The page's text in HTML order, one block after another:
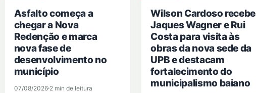
Asfalto começa a
chegar a Nova
Redenção e marca
nova fase de
desenvolvimento no
município
07/08/2026 2 min de leitura
Wilson Cardoso recebe
Jaques Wagner e Rui
Costa para visita às
obras da nova sede da
UPB e destacam
fortalecimento do
municipalismo baiano